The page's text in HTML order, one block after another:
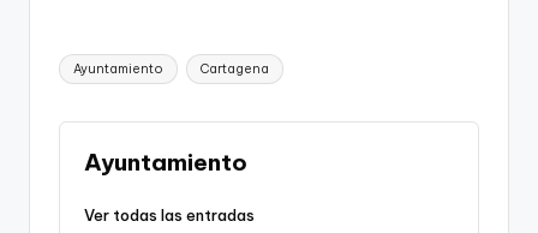
p
y
Li
n
k
c
e
b
o
o
ai
l
e
gr
a A
e
Etiquetas:
Ayuntamiento Cartagena
Ayuntamiento
Ver todas las entradas